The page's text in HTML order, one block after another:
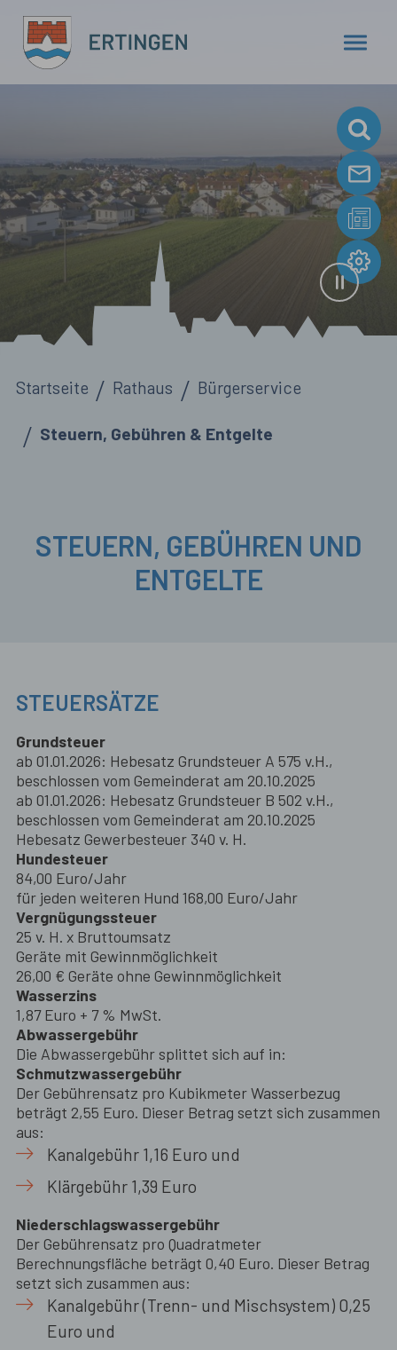
Zum Hauptinhalt springen
Startseite Rathaus Bürgerservice
Steuern, Gebühren & Entgelte
STEUERN, GEBÜHREN UND
ENTGELTE
STEUERSÄTZE
Grundsteuer
ab 01.01.2026: Hebesatz Grundsteuer A 575 v.H.,
beschlossen vom Gemeinderat am 20.10.2025
ab 01.01.2026: Hebesatz Grundsteuer B 502 v.H.,
beschlossen vom Gemeinderat am 20.10.2025
Hebesatz Gewerbesteuer 340 v. H.
Hundesteuer
84,00 Euro/Jahr
für jeden weiteren Hund 168,00 Euro/Jahr
Vergnügungssteuer
25 v. H. x Bruttoumsatz
Geräte mit Gewinnmöglichkeit
26,00 € Geräte ohne Gewinnmöglichkeit
Wasserzins
1,87 Euro + 7 % MwSt.
Abwassergebühr
Die Abwassergebühr splittet sich auf in:
Schmutzwassergebühr
Der Gebührensatz pro Kubikmeter Wasserbezug
beträgt 2,55 Euro. Dieser Betrag setzt sich zusammen
aus:
Kanalgebühr 1,16 Euro und
Klärgebühr 1,39 Euro
Niederschlagswassergebühr
Der Gebührensatz pro Quadratmeter
Berechnungsfläche beträgt 0,40 Euro. Dieser Betrag
setzt sich zusammen aus:
Kanalgebühr (Trenn- und Mischsystem) 0,25
Euro und